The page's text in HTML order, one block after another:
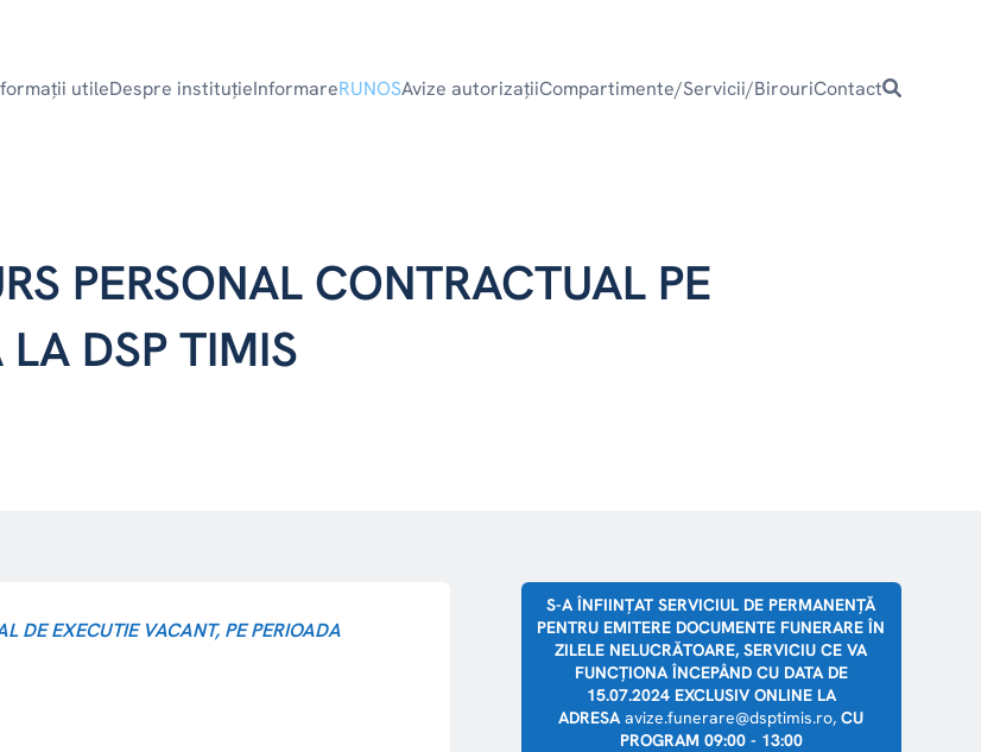
utileDespre instituţieInformareRUNOSAvize autorizaţiiCompartimente/Servicii/BirouriContact
PERSONAL CONTRACTUAL PE
LA DSP TIMIS
DE EXECUTIE VACANT, PE PERIOADA
S-A ÎNFIINȚAT SERVICIUL DE PERMANENȚĂ
PENTRU EMITERE DOCUMENTE FUNERARE ÎN
ZILELE NELUCRĂTOARE, SERVICIU CE VA
FUNCȚIONA ÎNCEPÂND CU DATA DE
15.07.2024 EXCLUSIV ONLINE LA
ADRESAavize.funerare@dsptimis.ro, CU
PROGRAM 09:00 - 13:00